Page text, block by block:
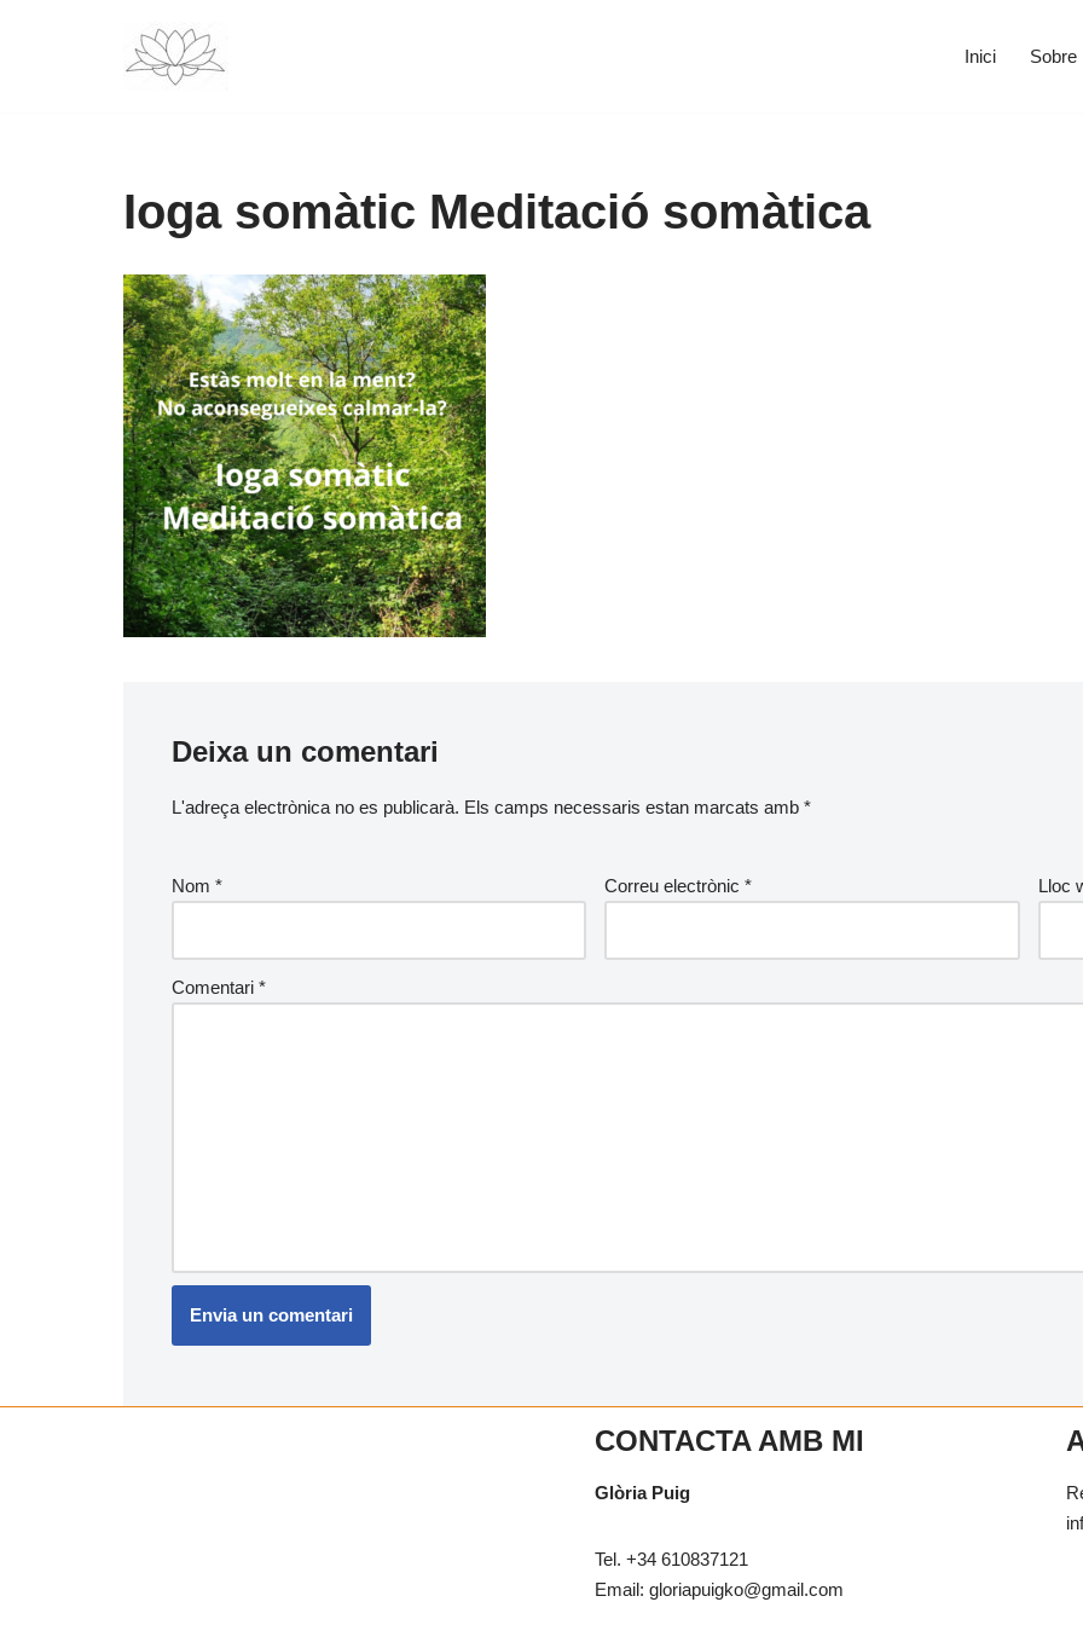
Inici Sobre
Ioga somàtic Meditació somàtica
Deixa un comentari
L'adreça electrònica no es publicarà. Els camps necessaris estan marcats amb *
Nom * Correu electrònic* Lloc
Comentari *
CONTACTA AMB MI
Glòria Puig
Tel. +34 610837121
Email: gloriapuigko@gmail.com